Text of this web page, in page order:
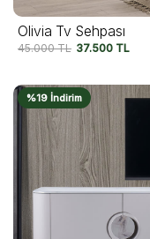
Olivia Tv Sehpası
45.000TL 37.500 TL
%19 İndirim